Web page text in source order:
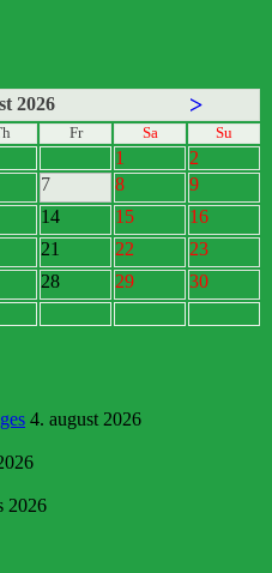
2026 >
Fr Sa Su
1
2
7 8
9
14 15
16
21 22
23
28 29
30
4. august 2026
2026